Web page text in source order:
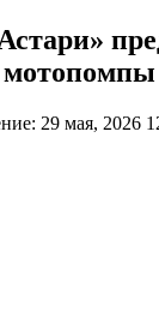
29 мая, 2026